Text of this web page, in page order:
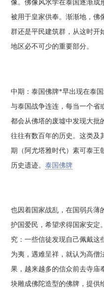
像。佛像风水学在泰国逐渐成
被用于皇家供奉。渐渐地，佛
群还是平民建筑群，从这时开
地区必不可少的重要部分。
中期：泰国佛牌*早出现在泰
与泰国战争连连，每当一个省
都会从佛塔的废墟中发现大批
往往有数百年的历史。这类及
期（阿尤塔雅时代）素可泰王
历史遗迹。泰国佛牌
也因着国家战乱，在国弱兵薄
护国爱民，希望求得国家安定
究：一些信徒发现自己佩戴这
为夷，遇难呈祥，就认为高僧
果，越来越多的信众前去寺庙
块雕成佛陀造型的佛牌，提供